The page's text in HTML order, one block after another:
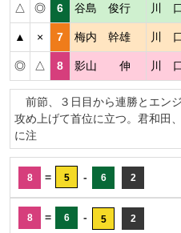
△ ◎ 6 谷島 俊行 川
▲ × 7 梅内 幹雄 川
◎ △ 8 影山 伸 川
前節、３日目から連勝とエン
攻め上げて首位に立つ。君和田
に注
8 = 5 - 6 2
8 = 6 - 5 2